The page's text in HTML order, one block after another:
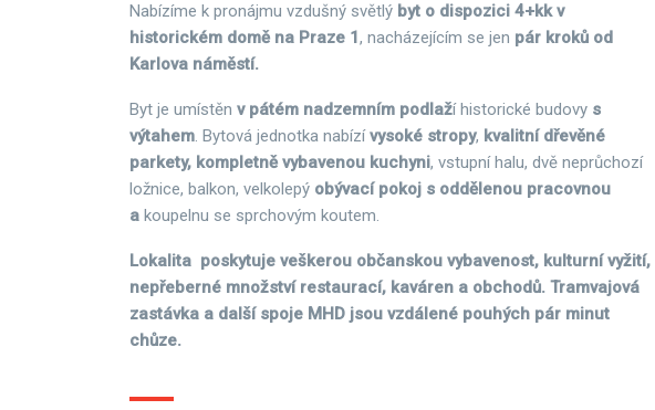
Nabízíme k pronájmu vzdušný světlý byt o dispozici 4+kk v
historickém domě na Praze 1, nacházejícím se jen pár kroků od
Karlova náměstí.
Byt je umístěn v pátém nadzemním podlaží historické budovy s
výtahem. Bytová jednotka nabízívysoké stropy, kvalitní dřevěné
parkety, kompletně vybavenou kuchyni, vstupní halu, dvě neprůchozí
ložnice, balkon, velkolepý obývací pokoj s oddělenou pracovnou
a koupelnu se sprchovým koutem.
Lokalita poskytuje veškerou občanskou vybavenost, kulturní vyžití,
nepřeberné množství restaurací, kaváren a obchodů. Tramvajová
zastávka a další spoje MHD jsou vzdálené pouhých pár minut
chůze.